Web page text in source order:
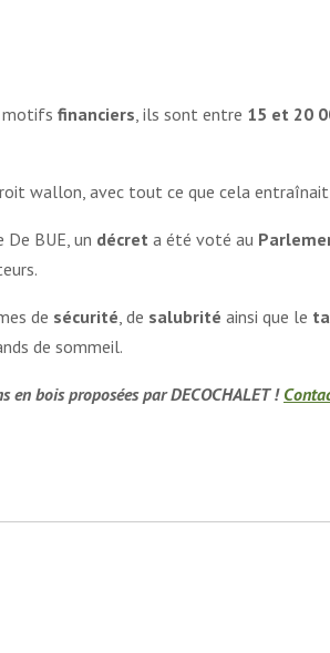
motifs financiers , ils sont entre 15 et 20
wallon, avec tout ce que cela
De BUE, un décret a été voté au
de sécurité , de salubrité ainsi que le
de sommeil.
bois proposées par DECOCHALET !